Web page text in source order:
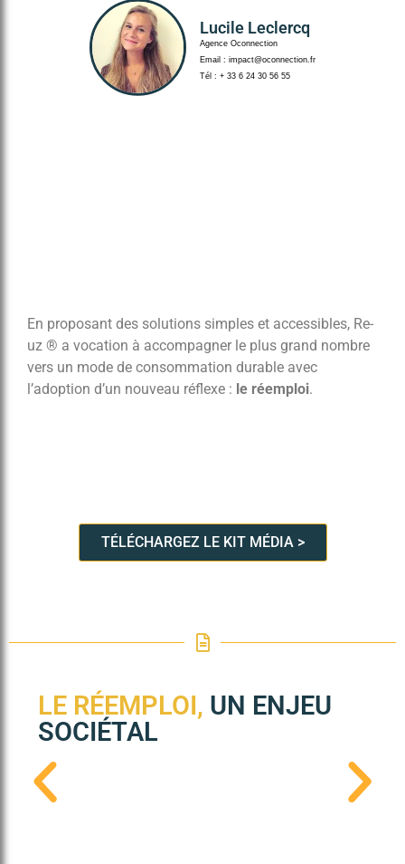
En proposant des solutions simples et accessibles, Re-
uz ® a vocation à accompagner le plus grand nombre
vers un mode de consommation durable avec
l’adoption d’un nouveau réflexe : le réemploi.
Lucile Leclercq
Agence Oconnection
Email : impact@oconnection.fr
Tél : + 33 6 24 30 56 55
TÉLÉCHARGEZ LE KIT MÉDIA >
DOSSIER COMPLET EN PDF >
LE RÉEMPLOI, UN ENJEU
SOCIÉTAL